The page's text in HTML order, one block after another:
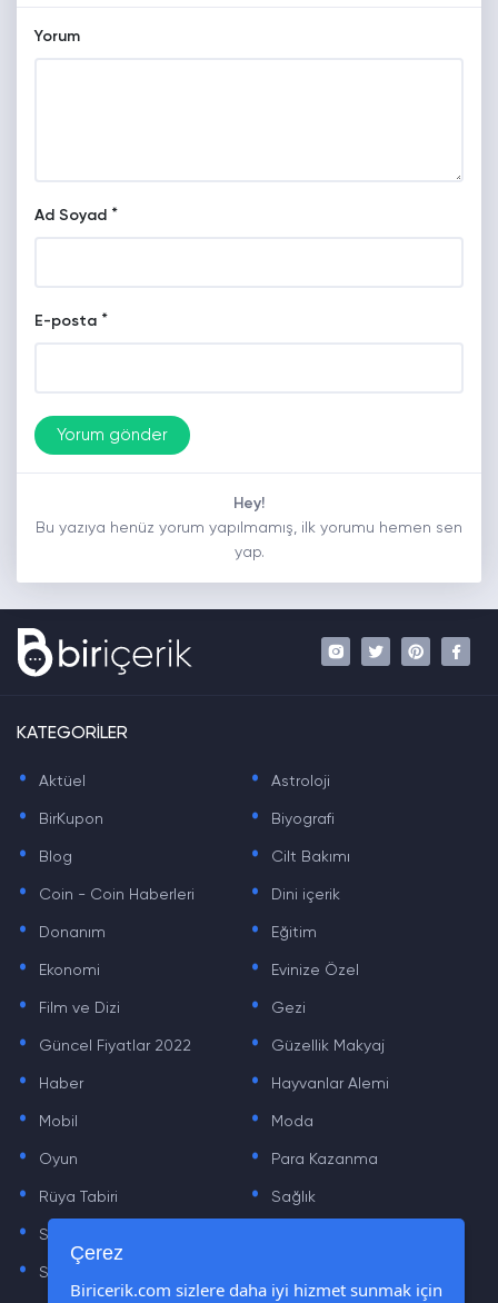
Yorum
Ad Soyad *
E-posta *
Hey!
Bu yazıya henüz yorum yapılmamış, ilk yorumu hemen sen
yap.
KATEGORİLER
. Aktüel . Astroloji
. BirKupon . Biyografi
. Blog . Cilt Bakımı
. Coin - Coin Haberleri . Dini içerik
. Donanım . Eğitim
. Ekonomi . Evinize Özel
. Film ve Dizi . Gezi
. Güncel Fiyatlar 2022 . Güzellik Makyaj
. Haber . Hayvanlar Alemi
. Mobil . Moda
. Oyun . Para Kazanma
. Rüya Tabiri . Sağlık
. Sinema .
. Sözler
Çerez
Biricerik.com sizlere daha iyi hizmet sunmak için